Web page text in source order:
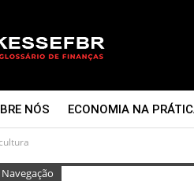
NÓS ECONOMIA NA